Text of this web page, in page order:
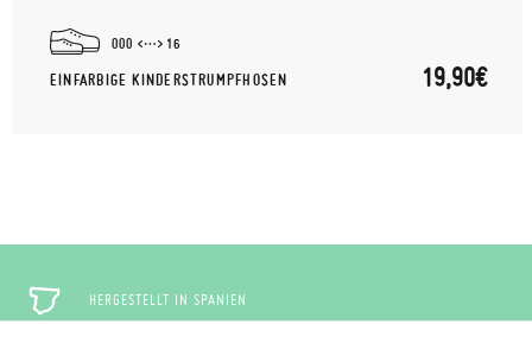
000 16
EINFARBIGE KINDERSTRUMPFHOSEN 19,90€
HERGESTELLT IN SPANIEN